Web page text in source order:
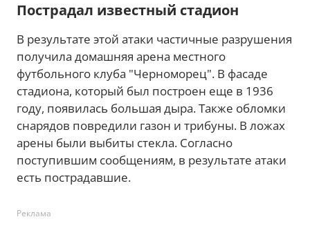
Пострадал известный стадион
В результате этой атаки частичные разрушения
получила домашняя арена местного
футбольного клуба "Черноморец". В фасаде
стадиона, который был построен еще в 1936
году, появилась большая дыра. Также обломки
снарядов повредили газон и трибуны. В ложах
арены были выбиты стекла. Согласно
поступившим сообщениям, в результате атаки
есть пострадавшие.
Реклама